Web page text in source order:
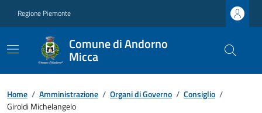
Regione Piemonte
Comune di Andorno
Micca
Home / Amministrazione / Organi di Governo / Consiglio /
Giroldi Michelangelo